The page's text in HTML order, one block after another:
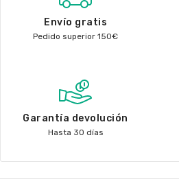
Envío gratis
Pedido superior 150€
Garantía devolución
Hasta 30 días